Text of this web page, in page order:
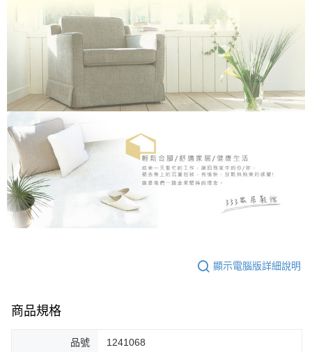
顯示電腦版詳細說明
商品規格
品號 1241068